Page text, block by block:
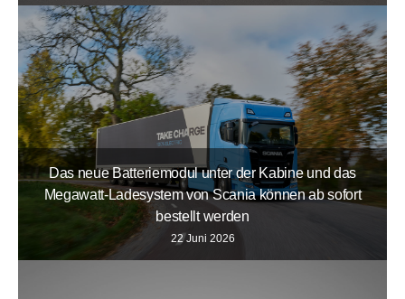
Das neue Batteriemodul unter der Kabine und das
Megawatt-Ladesystem von Scania können ab sofort
bestellt werden
22 Juni 2026